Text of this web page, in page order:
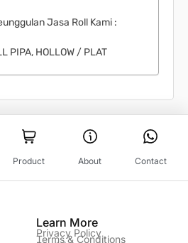
Jasa Roll Kami :
PIPA, HOLLOW / PLAT
Product About Contact
Learn More
Privacy Policy
Terms & Conditions